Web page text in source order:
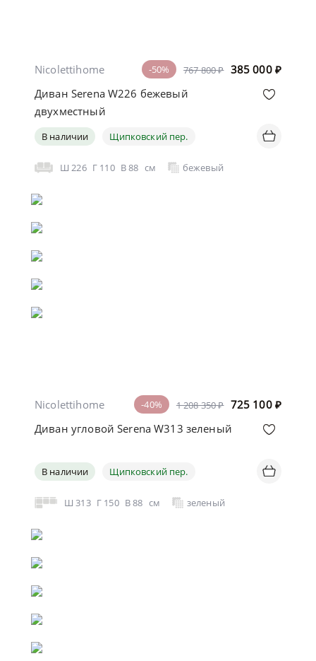
767 800 ₽ 385 000 ₽
-50%
Nicolettihome
Диван Serena W226 бежевый
двухместный
В наличии Щипковский пер.
Ш 226 Г 110 В88 см бежевый
1 208 350 ₽ 725 100 ₽
-40%
Nicolettihome
Диван угловой Serena W313 зеленый
В наличии Щипковский пер.
Ш 313 Г 150 В88 см зеленый